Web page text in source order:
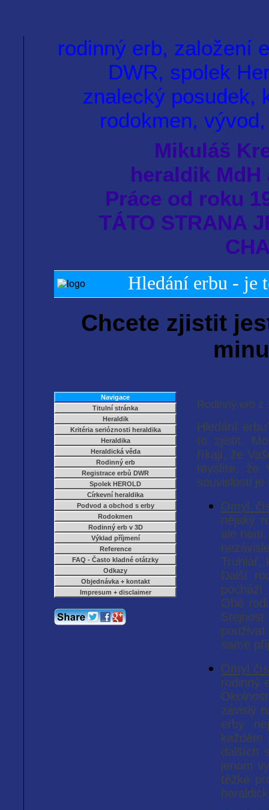
rodinný erb, založení
DWR, spolek
znalecký posudek,
rodokmen,
Mikuláš
heraldik
Práce od roku
TÁTO STRANA
Hledání erbu - je
Chcete zjistit
Navigace
Titulní stránka
Heraldik
Kritéria serióznosti heraldika
Heraldika
Heraldická věda
Rodinný erb
Registrace erbů DWR
Spolek HEROLD
Církevní heraldika
Podvod a obchod s erby
Rodokmen
Rodinný erb v 3D
Výklad příjmení
Reference
FAQ - Často kladné otátzky
Odkazy
Objednávka + kontakt
Impresum + disclaimer
Rodinný erb z
Hledání
to zjistit.
říkají, že
myslíte, že
souvislosti
Omyl
nějaký
ale
Truhlář,
Další
pochází
Obě
samé
Omyl
rodinný
závislý
erby
dalších
jenom
těžké